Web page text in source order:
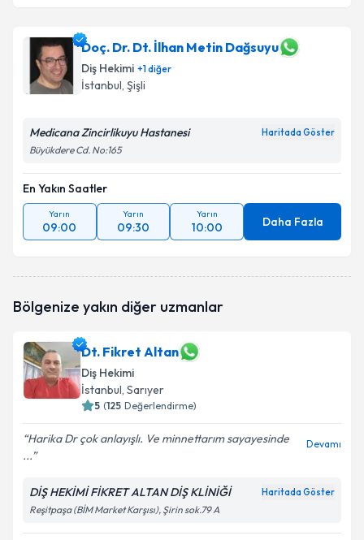
Doç. Dr. Dt. İlhan Metin Dağsuyu
Diş Hekimi +1diğer
İstanbul, Şişli
Medicana Zincirlikuyu Hastanesi Haritada Göster
Büyükdere Cd. No:165
En Yakın Saatler
Yarın
09:00
Yarın
09:30
Yarın
10:00 Daha Fazla
Bölgenize yakın diğer uzmanlar
Dt. Fikret Altan
Diş Hekimi
İstanbul, Sarıyer
5 (125 Değerlendirme)
Harika Dr çok anlayışlı. Ve minnettarım sayayesinde
...
Devamı
DİŞ HEKİMİ FİKRET ALTAN DİŞ KLİNİĞİ Haritada Göster
Reşitpaşa (BİM Market Karşısı), Şirin sok.79 A